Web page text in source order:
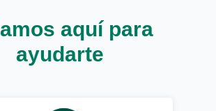
aquí para
ayudarte